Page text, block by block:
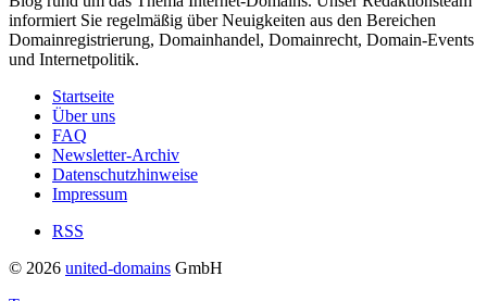
informiert Sie regelmäßig über Neuigkeiten aus den Bereichen
Domainregistrierung, Domainhandel, Domainrecht, Domain-Events
und Internetpolitik.
Startseite
Über uns
FAQ
Newsletter-Archiv
Datenschutzhinweise
Impressum
RSS
© 2026 united-domains GmbH